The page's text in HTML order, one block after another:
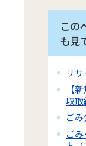
この
も見
リ
【
収
ご
ご